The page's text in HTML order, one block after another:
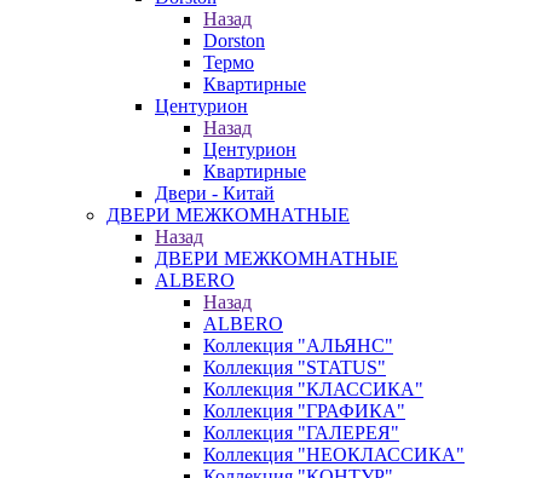
Назад
Dorston
Термо
Квартирные
Центурион
Назад
Центурион
Квартирные
Двери - Китай
ДВЕРИ МЕЖКОМНАТНЫЕ
Назад
ДВЕРИ МЕЖКОМНАТНЫЕ
ALBERO
Назад
ALBERO
Коллекция "АЛЬЯНС"
Коллекция "STATUS"
Коллекция "КЛАССИКА"
Коллекция "ГРАФИКА"
Коллекция "ГАЛЕРЕЯ"
Коллекция "НЕОКЛАССИКА"